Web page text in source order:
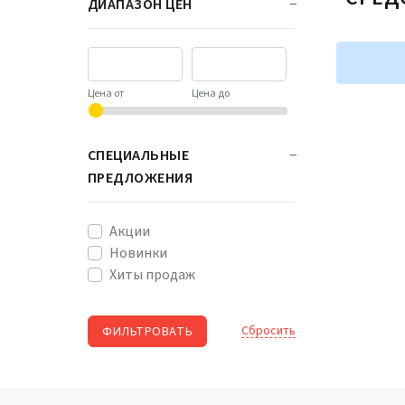
ДИАПАЗОН ЦЕН
Цена от Цена до
СПЕЦИАЛЬНЫЕ
ПРЕДЛОЖЕНИЯ
Акции
Новинки
Хиты продаж
Cбросить